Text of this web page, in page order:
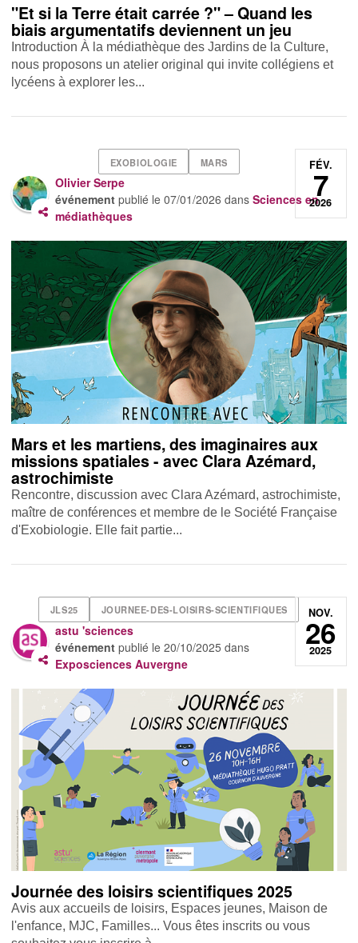
"Et si la Terre était carrée ?" – Quand les
biais argumentatifs deviennent un jeu
Introduction À la médiathèque des Jardins de la Culture,
nous proposons un atelier original qui invite collégiens et
lycéens à explorer les...
EXOBIOLOGIE MARS
Olivier Serpe
événement publié le07/01/2026 dansSciences en
médiathèques
FÉV.
7
2026
Mars et les martiens, des imaginaires aux
missions spatiales - avec Clara Azémard,
astrochimiste
Rencontre, discussion avec Clara Azémard, astrochimiste,
maître de conférences et membre de le Société Française
d'Exobiologie. Elle fait partie...
JLS25 JOURNEE-DES-LOISIRS-SCIENTIFIQUES
astu 'sciences
événement publié le20/10/2025 dans
Exposciences Auvergne
NOV.
26
2025
Journée des loisirs scientifiques 2025
Avis aux accueils de loisirs, Espaces jeunes, Maison de
l'enfance, MJC, Familles... Vous êtes inscrits ou vous